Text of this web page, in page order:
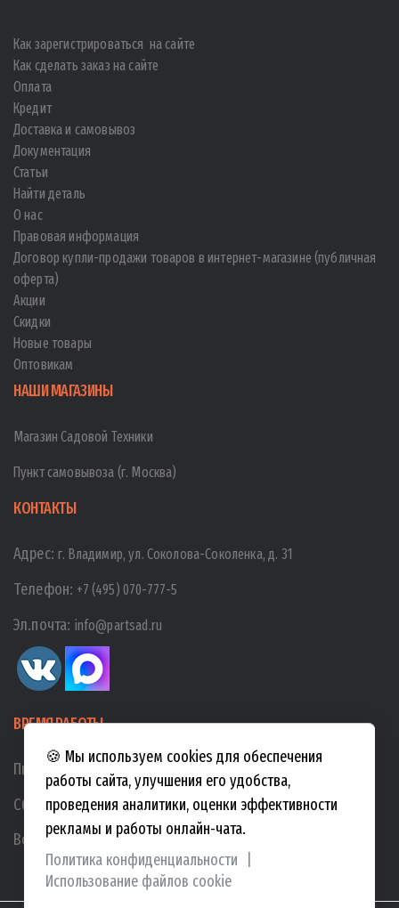
Как зарегистрироваться на сайте
Как сделать заказ на сайте
Оплата
Кредит
Доставка и самовывоз
Документация
Статьи
Найти деталь
О нас
Правовая информация
Договор купли-продажи товаров в интернет-магазине (публичная
оферта)
Акции
Скидки
Новые товары
Оптовикам
НАШИ МАГАЗИНЫ
Магазин Садовой Техники
Пункт самовывоза (г. Москва)
КОНТАКТЫ
Адрес:г. Владимир, ул. Соколова-Соколенка, д. 31
Телефон: +7 (495) 070-777-5
Эл.почта: info@partsad.ru
ВРЕМЯ РАБОТЫ
Пн-Пт: 10:00
19:00
Сб:
10:00-17:00
Вс:
10:00-15:00
🍪 Мы используем cookies для обеспечения
работы сайта, улучшения его удобства,
проведения аналитики, оценки эффективности
рекламы и работы онлайн-чата.
Политика конфиденциальности
Использование файлов cookie